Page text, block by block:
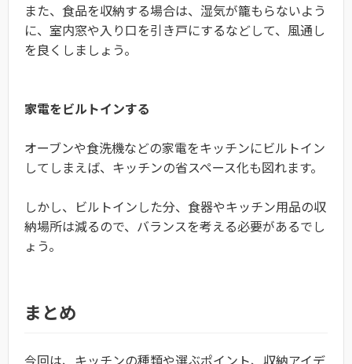
また、食品を収納する場合は、湿気が籠もらないよう
に、室内窓や入り口を引き戸にするなどして、風通し
を良くしましょう。
家電をビルトインする
オーブンや食洗機などの家電をキッチンにビルトイン
してしまえば、キッチンの省スペース化も図れます。
しかし、ビルトインした分、食器やキッチン用品の収
納場所は減るので、バランスを考える必要があるでし
ょう。
まとめ